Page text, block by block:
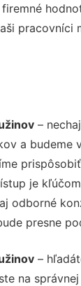
–
a budeme
je
odborné
presne
–
na